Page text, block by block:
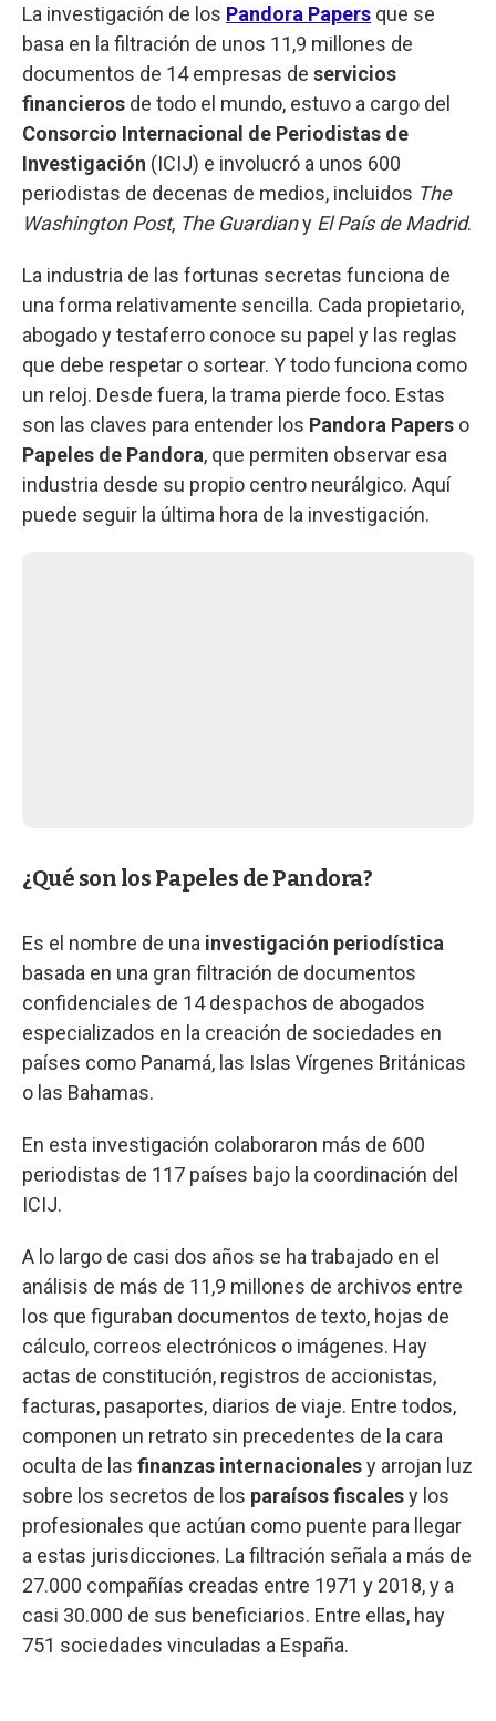
La investigación de los Pandora Papers que se
basa en la filtración de unos 11,9 millones de
documentos de 14 empresas de servicios
financieros de todo el mundo, estuvo a cargo del
Consorcio Internacional de Periodistas de
Investigación (ICIJ) e involucró a unos 600
periodistas de decenas de medios, incluidos The
Washington Post, The Guardiany El País de Madrid.
La industria de las fortunas secretas funciona de
una forma relativamente sencilla. Cada propietario,
abogado y testaferro conoce su papel y las reglas
que debe respetar o sortear. Y todo funciona como
un reloj. Desde fuera, la trama pierde foco. Estas
son las claves para entender los Pandora Papers o
Papeles de Pandora, que permiten observar esa
industria desde su propio centro neurálgico. Aquí
puede seguir la última hora de la investigación.
¿Qué son los Papeles de Pandora?
Es el nombre de una investigación periodística
basada en una gran filtración de documentos
confidenciales de 14 despachos de abogados
especializados en la creación de sociedades en
países como Panamá, las Islas Vírgenes Británicas
o las Bahamas.
En esta investigación colaboraron más de 600
periodistas de 117 países bajo la coordinación del
ICIJ.
A lo largo de casi dos años se ha trabajado en el
análisis de más de 11,9 millones de archivos entre
los que figuraban documentos de texto, hojas de
cálculo, correos electrónicos o imágenes. Hay
actas de constitución, registros de accionistas,
facturas, pasaportes, diarios de viaje. Entre todos,
componen un retrato sin precedentes de la cara
oculta de las finanzas internacionalesy arrojan luz
sobre los secretos de los paraísos fiscalesy los
profesionales que actúan como puente para llegar
a estas jurisdicciones. La filtración señala a más de
27.000 compañías creadas entre 1971 y 2018, y a
casi 30.000 de sus beneficiarios. Entre ellas, hay
751 sociedades vinculadas a España.